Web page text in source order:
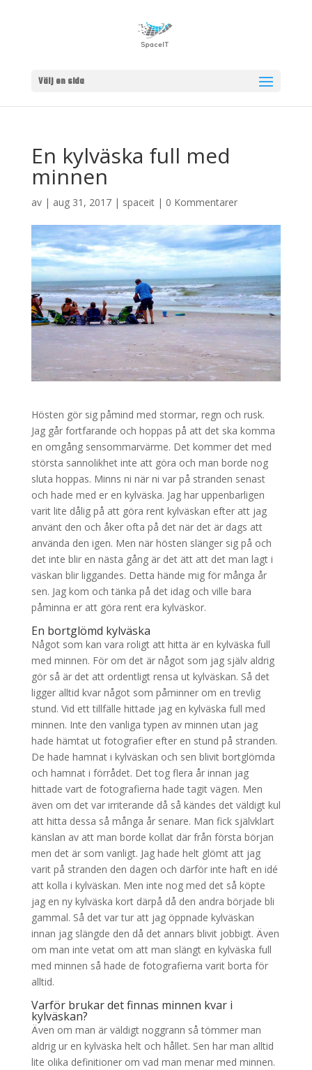
Välj en sida
En kylväska full med
minnen
av | aug 31, 2017| spaceit| 0 Kommentarer
Hösten gör sig påmind med stormar, regn och rusk.
Jag går fortfarande och hoppas på att det ska komma
en omgång sensommarvärme. Det kommer det med
största sannolikhet inte att göra och man borde nog
sluta hoppas. Minns ni när ni var på stranden senast
och hade med er en kylväska. Jag har uppenbarligen
varit lite dålig på att göra rent kylväskan efter att jag
använt den och åker ofta på det när det är dags att
använda den igen. Men när hösten slänger sig på och
det inte blir en nästa gång är det ätt att det man lagt i
väskan blir liggandes. Detta hände mig för många år
sen. Jag kom och tänka på det idag och ville bara
påminna er att göra rent era kylväskor.
En bortglömd kylväska
Något som kan vara roligt att hitta är en kylväska full
med minnen. För om det är något som jag själv aldrig
gör så är det att ordentligt rensa ut kylväskan. Så det
ligger alltid kvar något som påminner om en trevlig
stund. Vid ett tillfälle hittade jag en kylväska full med
minnen. Inte den vanliga typen av minnen utan jag
hade hämtat ut fotografier efter en stund på stranden.
De hade hamnat i kylväskan och sen blivit bortglömda
och hamnat i förrådet. Det tog flera år innan jag
hittade vart de fotografierna hade tagit vägen. Men
även om det var irriterande då så kändes det väldigt kul
att hitta dessa så många år senare. Man fick självklart
känslan av att man borde kollat där från första början
men det är som vanligt. Jag hade helt glömt att jag
varit på stranden den dagen och därför inte haft en idé
att kolla i kylväskan. Men inte nog med det så köpte
jag en ny kylväska kort därpå då den andra började bli
gammal. Så det var tur att jag öppnade kylväskan
innan jag slängde den då det annars blivit jobbigt. Även
om man inte vetat om att man slängt en kylväska full
med minnen så hade de fotografierna varit borta för
alltid.
Varför brukar det finnas minnen kvar i
kylväskan?
Även om man är väldigt noggrann så tömmer man
aldrig ur en kylväska helt och hållet. Sen har man alltid
lite olika definitioner om vad man menar med minnen.